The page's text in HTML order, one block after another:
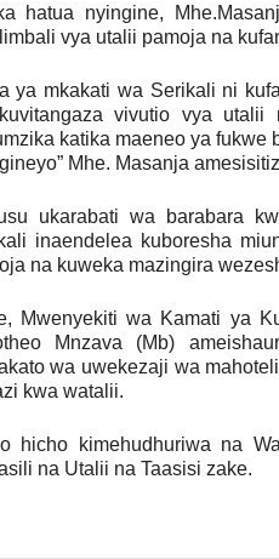
hatua nyingine,
vya utalii pamoja na
ya mkakati wa Serikali ni
vivutio vya utalii
katika maeneo ya
Mhe. Masanja
ukarabati wa barabara
inaendelea kuboresha
na kuweka mazingira
Mwenyekiti wa Kamati ya
Mnzava (Mb)
wa uwekezaji wa
kwa watalii.
hicho kimehudhuriwa na
na Utalii na Taasisi zake.